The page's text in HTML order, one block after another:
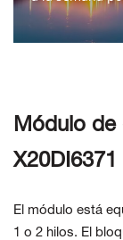
Módulo de
X20DI6371
El módulo está
1 o 2 hilos. El